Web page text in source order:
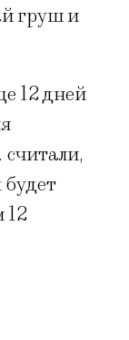
груш и
12 дней
12